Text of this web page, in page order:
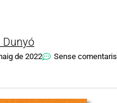
Dunyó
de 2022 Sense comentaris